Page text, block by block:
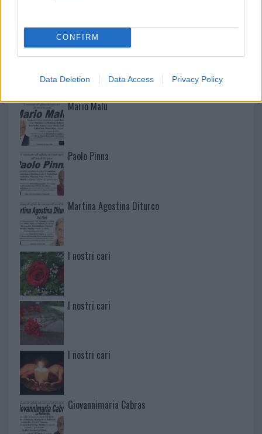
CONFIRM
Data Deletion Data Access Privacy Policy
Mario Malu
Paolo Pinna
Martina Agostina Diturco
I nostri cari
I nostri cari
I nostri cari
Giovannimaria Cabras